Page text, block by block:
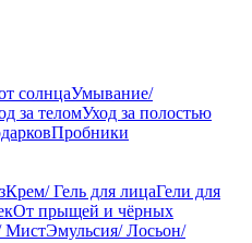
солнцаУмывание/
за теломУход за полостью
Пробники
Крем/ Гель для лицаГели для
От прыщей и чёрных
МистЭмульсия/ Лосьон/